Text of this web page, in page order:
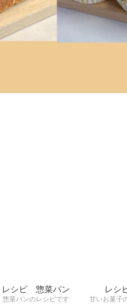
レシピ 惣菜パン
惣菜パンのレシピです
レシ